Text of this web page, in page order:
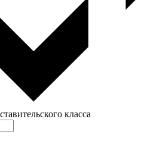
класса